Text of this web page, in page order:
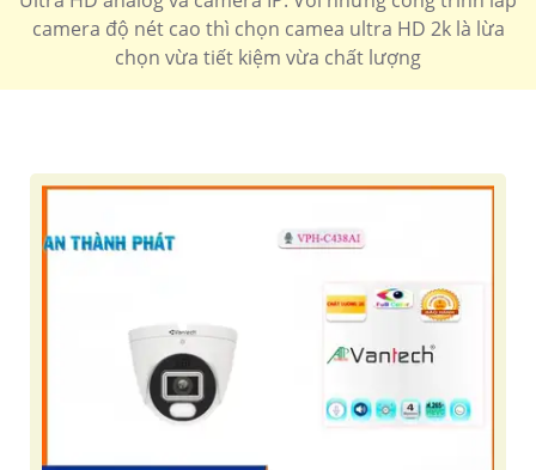
1.400.000 VNĐhổ trợ thẻ nhớ độ phân giải 4mp hồng ngoại 10mIPC-
A42P-D-V2
📶 Camera Siêu nét 4MP Kbvision
1.700.000 VNĐĐộ phân gải 2k thiết kế dome up trần tích hợp microIPC-
camera độ nét cao thì chọn camea ultra HD 2k là lừa
chọn vừa tiết kiệm vừa chất lượng